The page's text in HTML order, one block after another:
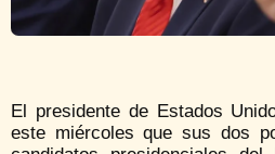
El presidente de Estados
este miércoles que sus dos